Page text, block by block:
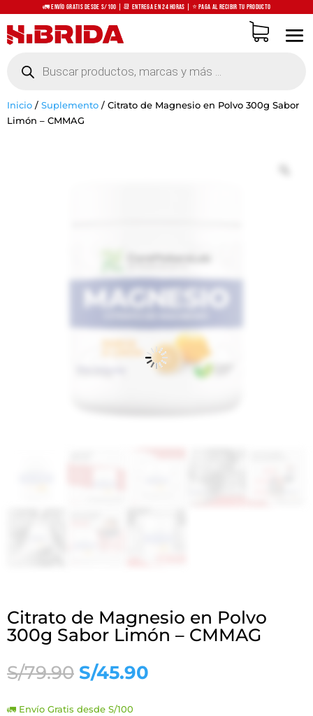
🚛 Envío Gratis desde S/100 | 📆 Entrega en 24 horas | ⭐ Paga al recibir tu producto
productos
Inicio / Suplemento / Citrato de Magnesio en Polvo 300g Sabor
Limón – CMMAG
Citrato de Magnesio en Polvo
300g Sabor Limón – CMMAG
S/79.90 El
precio
original
S/45.90
🚛 Envío Gratis desde S/100